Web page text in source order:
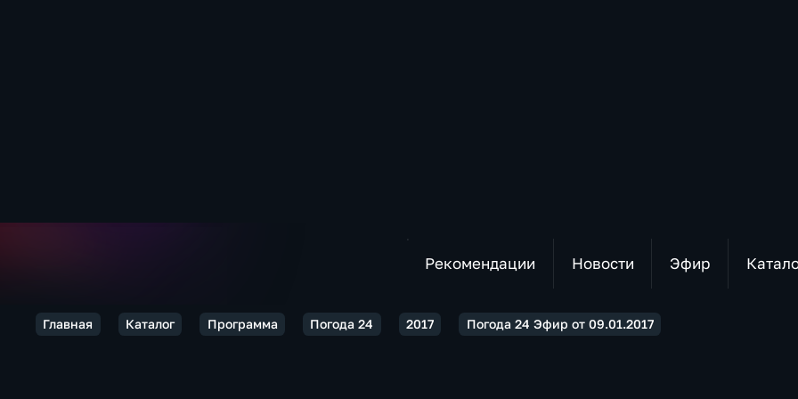
Рекомендации Новости Эфир
Главная Каталог Программа Погода 24 2017 Погода 24 Эфир от 09.01.2017